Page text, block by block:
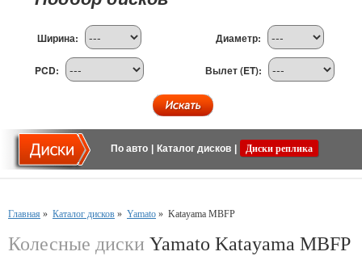
Ширина: Диаметр:
PCD: Вылет (ET):
По авто Каталог дисков Диски реплика
Главная » Каталог дисков » Yamato » Katayama MBFP
Колесные диски Yamato Katayama MBFP